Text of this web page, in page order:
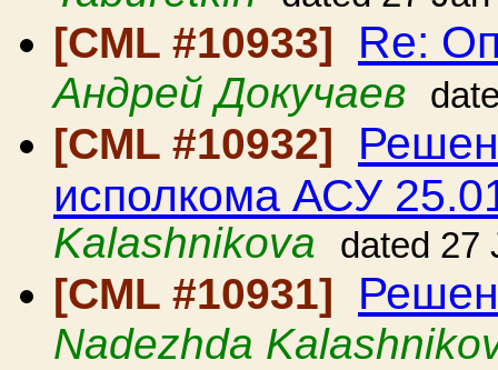
[CML #10933] Re:
Андрей Докучаев
[CML #10932]
исполкома АСУ
Kalashnikova
dated 27
[CML #10931]
Nadezhda